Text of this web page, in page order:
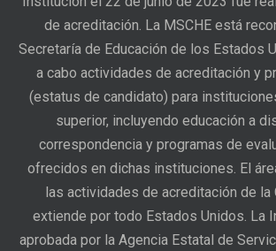
de acreditación. La MSCHE está
Secretaría de Educación de los Estados
a cabo actividades de acreditación y
(estatus de candidato) para
superior, incluyendo educación a
correspondencia y programas de
ofrecidos en dichas instituciones. El
las actividades de acreditación de la
extiende por todo Estados Unidos. La
aprobada por la Agencia Estatal de